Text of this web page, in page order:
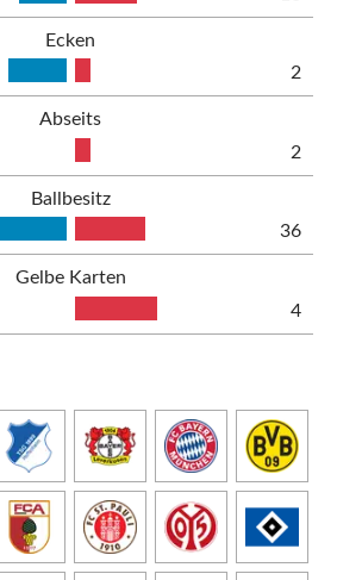
Ecken
2
Abseits
2
Ballbesitz
36
Gelbe Karten
4